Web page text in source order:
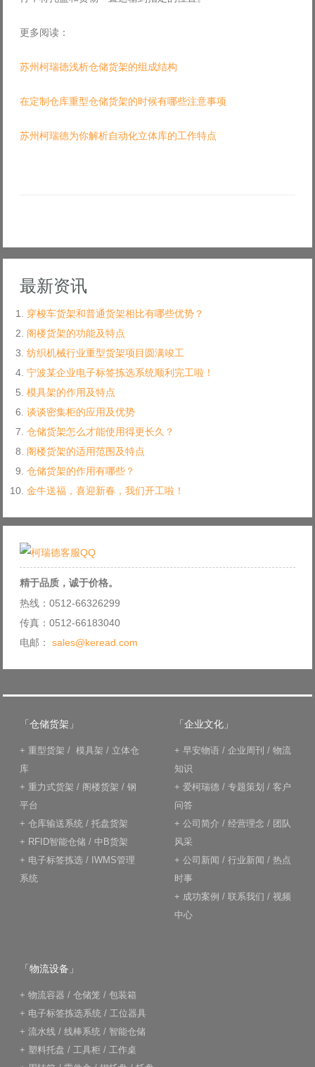
更多阅读：
苏州柯瑞德浅析仓储货架的组成结构
在定制仓库重型仓储货架的时候有哪些注意事项
苏州柯瑞德为你解析自动化立体库的工作特点
最新资讯
穿梭车货架和普通货架相比有哪些优势？
阁楼货架的功能及特点
纺织机械行业重型货架项目圆满竣工
宁波某企业电子标签拣选系统顺利完工啦！
模具架的作用及特点
谈谈密集柜的应用及优势
仓储货架怎么才能使用得更长久？
阁楼货架的适用范围及特点
仓储货架的作用有哪些？
金牛送福，喜迎新春，我们开工啦！
精于品质，诚于价格。
热线：0512-66326299
传真：0512-66183040
电邮： sales@keread.com
「仓储货架」
+ 重型货架 / 模具架 / 立体仓
库
+ 重力式货架 / 阁楼货架 / 钢
平台
+ 仓库输送系统 / 托盘货架
+ RFID智能仓储 / 中B货架
+ 电子标签拣选 / IWMS管理
系统
「企业文化」
+ 早安物语 / 企业周刊 / 物流
知识
+ 爱柯瑞德 / 专题策划 / 客户
问答
+ 公司简介 / 经营理念 / 团队
风采
+ 公司新闻 / 行业新闻 / 热点
时事
+ 成功案例 / 联系我们 / 视频
中心
「物流设备」
+ 物流容器 / 仓储笼 / 包装箱
+ 电子标签拣选系统 / 工位器具
+ 流水线 / 线棒系统 / 智能仓储
+ 塑料托盘 / 工具柜 / 工作桌